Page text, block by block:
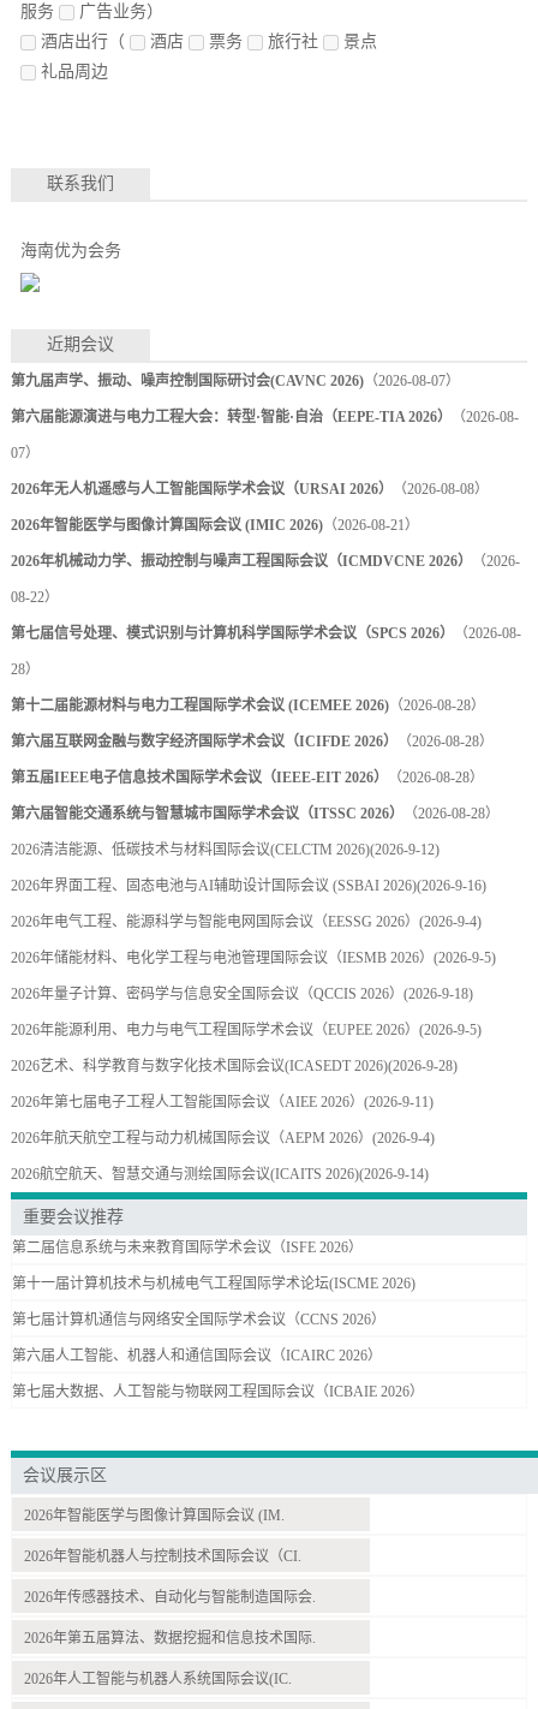
服务
广告业务）
酒店出行（ 酒店 票务 旅行社
景点
礼品周边
联系我们
海南优为会务
近期会议
第九届声学、振动、噪声控制国际研讨会(CAVNC 2026)（2026-08-07）
第六届能源演进与电力工程大会：转型·智能·自治（EEPE-TIA 2026） （2026-08-
07）
2026年无人机遥感与人工智能国际学术会议（URSAI 2026） （2026-08-08）
2026年智能医学与图像计算国际会议 (IMIC 2026)（2026-08-21）
2026年机械动力学、振动控制与噪声工程国际会议（ICMDVCNE 2026） （2026-
08-22）
第七届信号处理、模式识别与计算机科学国际学术会议（SPCS 2026） （2026-08-
28）
第十二届能源材料与电力工程国际学术会议 (ICEMEE 2026)（2026-08-28）
第六届互联网金融与数字经济国际学术会议（ICIFDE 2026） （2026-08-28）
第五届IEEE电子信息技术国际学术会议（IEEE-EIT 2026） （2026-08-28）
第六届智能交通系统与智慧城市国际学术会议（ITSSC 2026） （2026-08-28）
2026清洁能源、低碳技术与材料国际会议(CELCTM 2026)(2026-9-12)
2026年界面工程、固态电池与AI辅助设计国际会议 (SSBAI 2026)(2026-9-16)
2026年电气工程、能源科学与智能电网国际会议（EESSG 2026） (2026-9-4)
2026年储能材料、电化学工程与电池管理国际会议（IESMB 2026） (2026-9-5)
2026年量子计算、密码学与信息安全国际会议（QCCIS 2026） (2026-9-18)
2026年能源利用、电力与电气工程国际学术会议（EUPEE 2026） (2026-9-5)
2026艺术、科学教育与数字化技术国际会议(ICASEDT 2026)(2026-9-28)
2026年第七届电子工程人工智能国际会议（AIEE 2026） (2026-9-11)
2026年航天航空工程与动力机械国际会议（AEPM 2026） (2026-9-4)
2026航空航天、智慧交通与测绘国际会议(ICAITS 2026)(2026-9-14)
重要会议推荐
第二届信息系统与未来教育国际学术会议（ISFE 2026）
第十一届计算机技术与机械电气工程国际学术论坛(ISCME 2026)
第七届计算机通信与网络安全国际学术会议（CCNS 2026）
第六届人工智能、机器人和通信国际会议（ICAIRC 2026）
第七届大数据、人工智能与物联网工程国际会议（ICBAIE 2026）
会议展示区
2026年智能医学与图像计算国际会议 (IM.
2026年智能机器人与控制技术国际会议（CI.
2026年传感器技术、自动化与智能制造国际会.
2026年第五届算法、数据挖掘和信息技术国际.
2026年人工智能与机器人系统国际会议(IC.